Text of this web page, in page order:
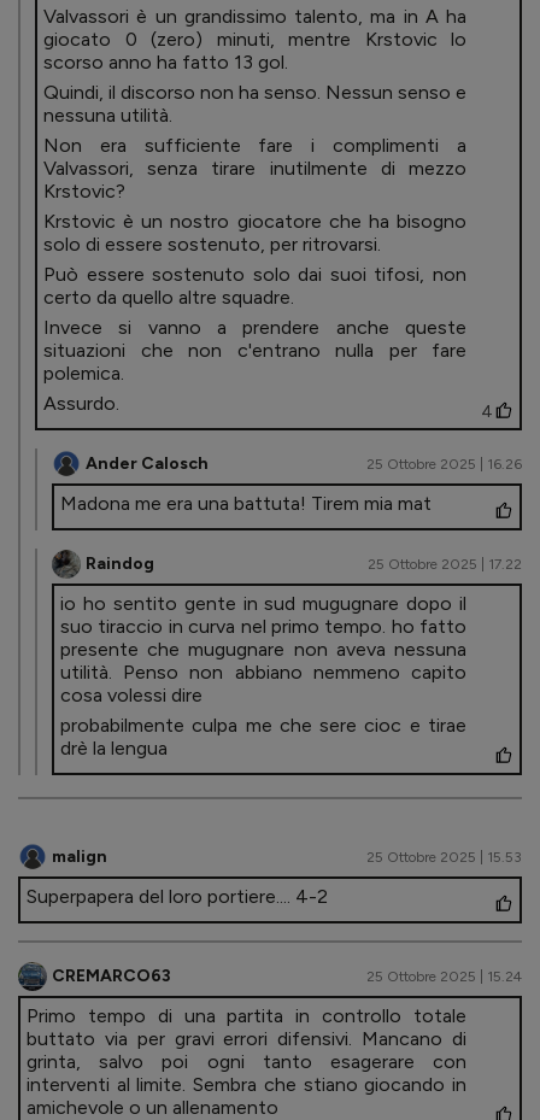
Valvassori è un grandissimo talento, ma in A ha
giocato 0 (zero) minuti, mentre Krstovic lo
scorso anno ha fatto 13 gol.
Quindi, il discorso non ha senso. Nessun senso e
nessuna utilità.
Non era sufficiente fare i complimenti a
Valvassori, senza tirare inutilmente di mezzo
Krstovic?
Krstovic è un nostro giocatore che ha bisogno
solo di essere sostenuto, per ritrovarsi.
Può essere sostenuto solo dai suoi tifosi, non
certo da quello altre squadre.
Invece si vanno a prendere anche queste
situazioni che non c'entrano nulla per fare
polemica.
Assurdo.
4
Ander Calosch 25 Ottobre 2025 | 16.26
Madona me era una battuta! Tirem mia mat
Raindog 25 Ottobre 2025 | 17.22
io ho sentito gente in sud mugugnare dopo il
suo tiraccio in curva nel primo tempo. ho fatto
presente che mugugnare non aveva nessuna
utilità. Penso non abbiano nemmeno capito
cosa volessi dire
probabilmente culpa me che sere cioc e tirae
drè la lengua
malign 25 Ottobre 2025 | 15.53
Superpapera del loro portiere.... 4-2
CREMARCO63 25 Ottobre 2025 | 15.24
Primo tempo di una partita in controllo totale
buttato via per gravi errori difensivi. Mancano di
grinta, salvo poi ogni tanto esagerare con
interventi al limite. Sembra che stiano giocando in
amichevole o un allenamento